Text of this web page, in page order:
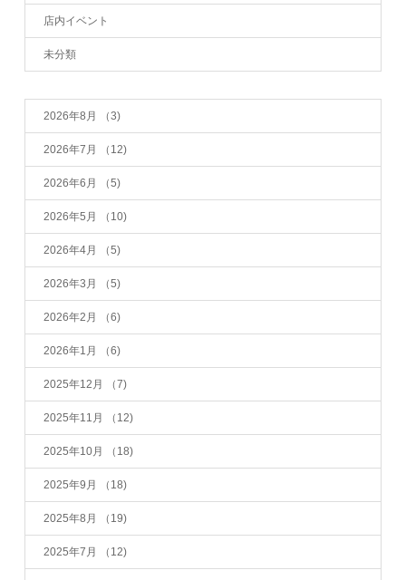
店内イベント
未分類
2026年8月 （3)
2026年7月 （12)
2026年6月 （5)
2026年5月 （10)
2026年4月 （5)
2026年3月 （5)
2026年2月 （6)
2026年1月 （6)
2025年12月 （7)
2025年11月 （12)
2025年10月 （18)
2025年9月 （18)
2025年8月 （19)
2025年7月 （12)